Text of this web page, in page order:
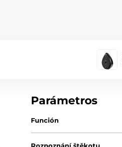
Parámetros
Función